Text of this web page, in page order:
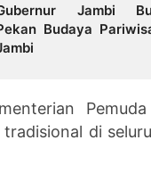
Jambi
Budaya
di